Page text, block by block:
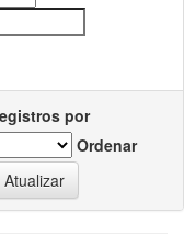
por
Ordenar